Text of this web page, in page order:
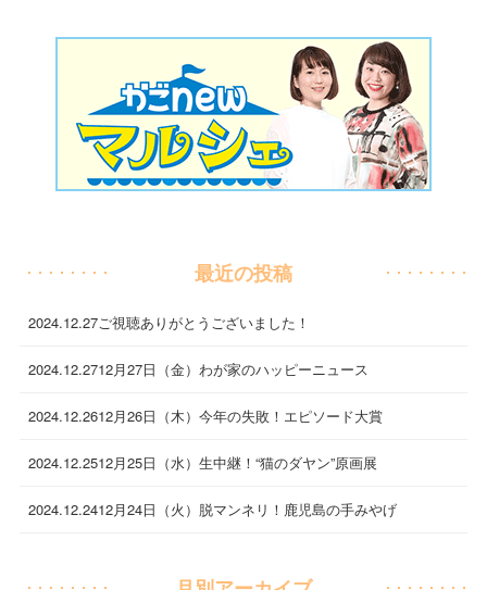
最近の投稿
2024.12.27ご視聴ありがとうございました！
2024.12.2712月27日（金）わが家のハッピーニュース
2024.12.2612月26日（木）今年の失敗！エピソード大賞
2024.12.2512月25日（水）生中継！“猫のダヤン”原画展
2024.12.2412月24日（火）脱マンネリ！鹿児島の手みやげ